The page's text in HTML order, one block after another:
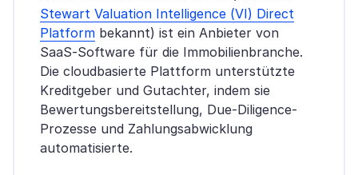
Stewart Valuation Intelligence (VI) Direct
Platform bekannt) ist ein Anbieter von
SaaS-Software für die Immobilienbranche.
Die cloudbasierte Plattform unterstützte
Kreditgeber und Gutachter, indem sie
Bewertungsbereitstellung, Due-Diligence-
Prozesse und Zahlungsabwicklung
automatisierte.